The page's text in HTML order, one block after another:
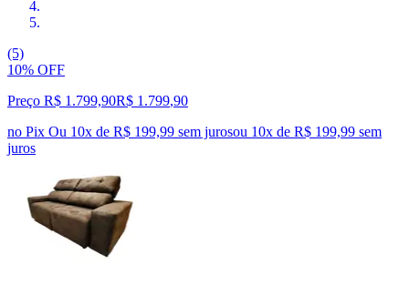
(5)
10% OFF
Preço R$ 1.799,90R$ 1.799,90
no Pix Ou 10x de R$ 199,99 sem jurosou 10x de R$ 199,99 sem
juros